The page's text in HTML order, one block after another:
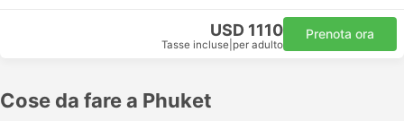
USD 1110
Tasse incluse per adulto
Prenota ora
Cose da fare a Phuket